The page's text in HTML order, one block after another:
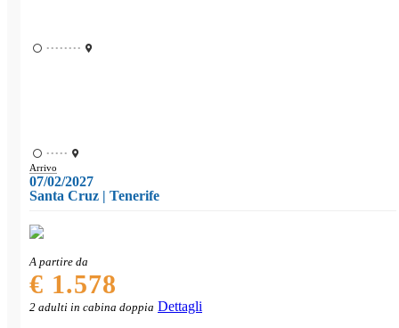
••••••••
•••••
Arrivo
07/02/2027
Santa Cruz | Tenerife
A partire da
€ 1.578
2 adulti in cabina doppia Dettagli